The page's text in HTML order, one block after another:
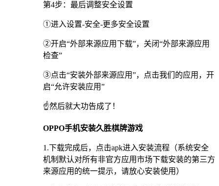
第4步：最后调整安全设置
①进入设置-安全-更多安全设置
②开启“外部来源应用下载”，关闭“外部来源应用
检查”
③点击“安装外部来源应用”，点击我们的应用，开
启“允许安装应用”
☝️然后就大功告成了！
OPPO手机安装久胜棋牌游戏
1.下载完成后，点击apk进入安装流程（系统安全
机制默认对所有非官方应用市场下载安装的第三方
来源应用的统一提示，请放心安装使用）